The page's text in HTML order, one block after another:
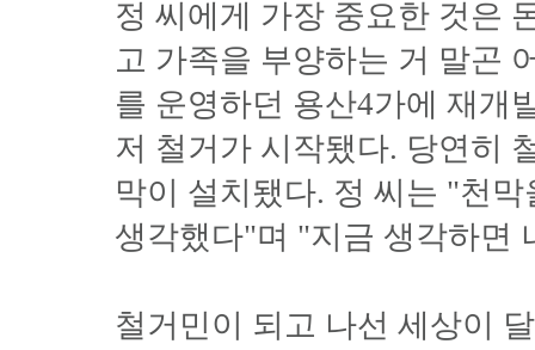
정 씨에게 가장 중요한 것은
고 가족을 부양하는 거 말곤
를 운영하던 용산4가에 재개
저 철거가 시작됐다. 당연히
막이 설치됐다. 정 씨는 "천
생각했다"며 "지금 생각하면
철거민이 되고 나선 세상이